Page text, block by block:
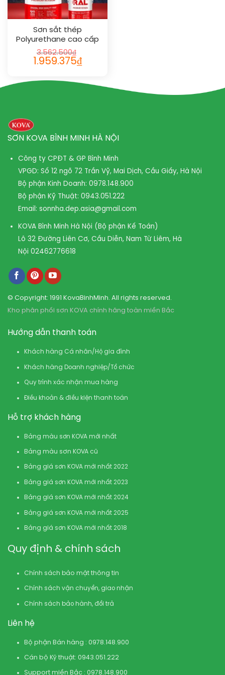
Sơn sắt thép
Polyurethane cao cấp
RAL RAPTOP RAL 1004
3.562.500₫
Giá
gốc
3.562.500₫.
1.959.375₫Giá
hiện
1.959.375₫.
SƠN KOVA BÌNH MINH HÀ NỘI
Công ty CPĐT & GP Bình Minh
VPGD: Số 12 ngõ 72 Trần Vỹ, Mai Dịch, Cầu Giấy, Hà Nội
Bộ phận Kinh Doanh: 0978.148.900
Bộ phận Kỹ Thuật: 0943.051.222
Email: sonnha.dep.asia@gmail.com
KOVA Bình Minh Hà Nội (Bộ phận Kế Toán)
Lô 32 Đường Liên Cơ, Cầu Diễn, Nam Từ Liêm, Hà
Nội 02462776618
© Copyright: 1991 KovaBinhMinh. All rights reserved.
Kho phân phối sơn KOVA chính hãng toàn miền Bắc
Hướng dẫn thanh toán
Khách hàng Cá nhân/Hộ gia đình
Khách hàng Doanh nghiệp/Tổ chức
Quy trình xác nhận mua hàng
Điều khoản & điều kiện thanh toán
Hỗ trợ khách hàng
Bảng màu sơn KOVA mới nhất
Bảng màu sơn KOVA cũ
Bảng giá sơn KOVA mới nhất 2022
Bảng giá sơn KOVA mới nhất 2023
Bảng giá sơn KOVA mới nhất 2024
Bảng giá sơn KOVA mới nhất 2025
Bảng giá sơn KOVA mới nhất 2018
Quy định & chính sách
Chính sách bảo mật thông tin
Chính sách vận chuyển, giao nhận
Chính sách bảo hành, đổi trả
Liên hệ
Bộ phận Bán hàng : 0978.148.900
Cán bộ Kỹ thuật: 0943.051.222
Support miền Bắc : 0978.148.900